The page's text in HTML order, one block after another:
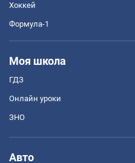
Хоккей
Формула-1
Моя школа
ГДЗ
Онлайн уроки
ЗНО
Авто